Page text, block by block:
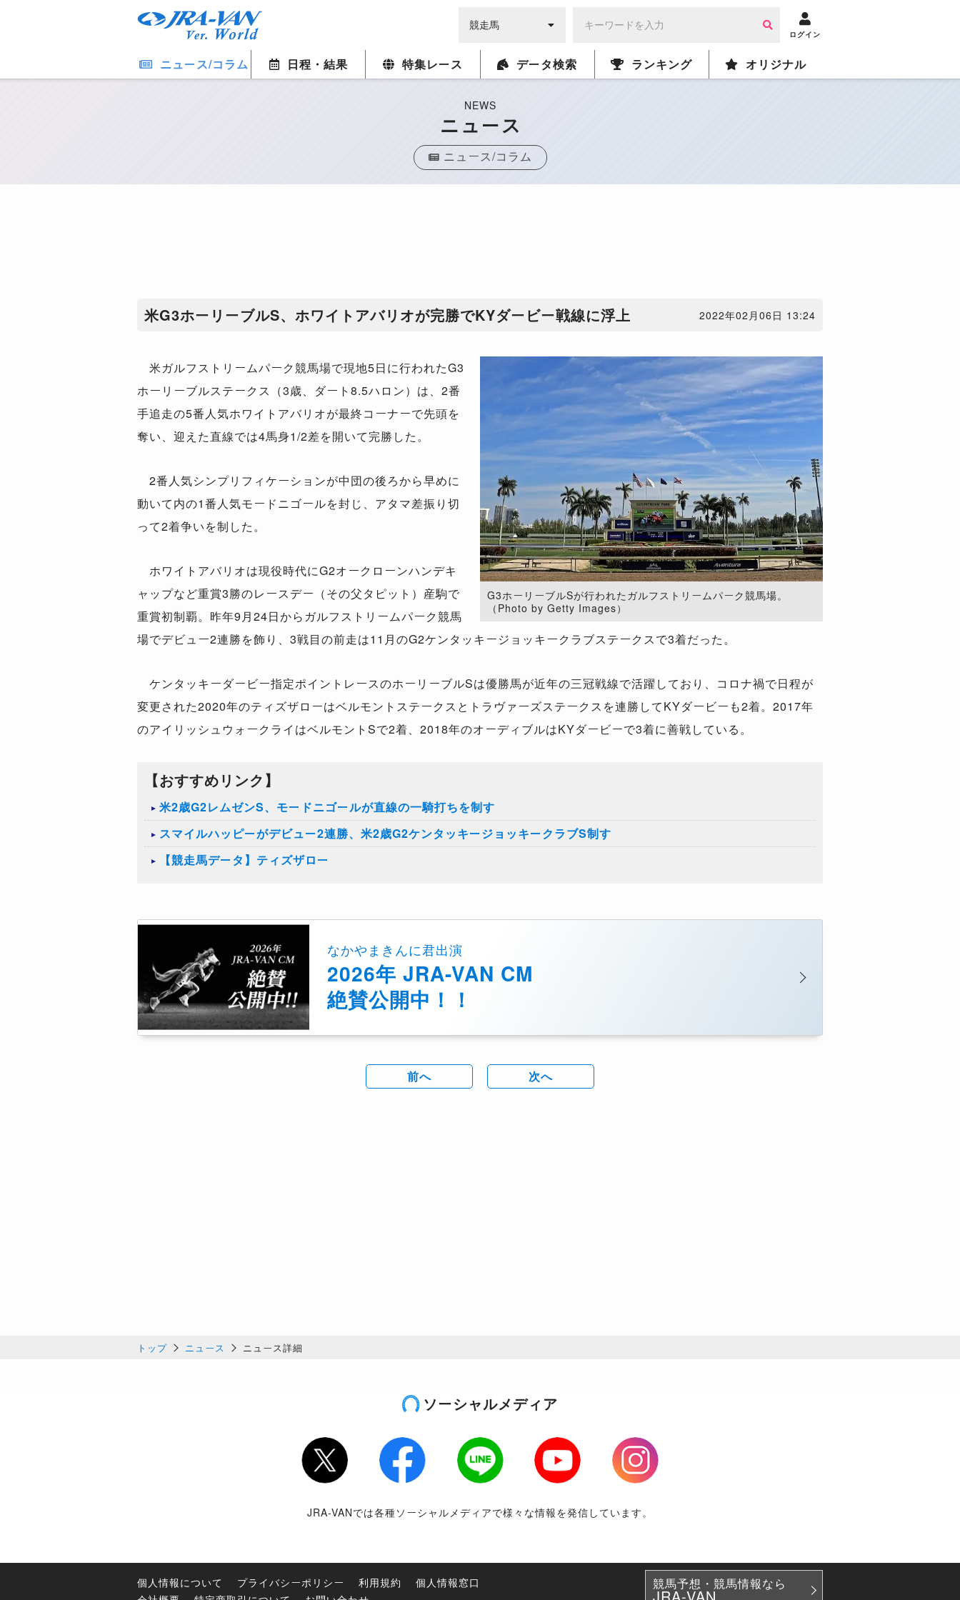
ログイン
ニュース/コラム 日程・結果 特集レース データ検索 ランキング オリジナル
NEWS
ニュース
ニュース/コラム
米G3ホーリーブルS、ホワイトアバリオが完勝でKYダービー戦線に浮上 2022年02月06日 13:24
G3ホーリーブルSが行われたガルフストリームパーク競馬場。
（Photo by Getty Images）
米ガルフストリームパーク競馬場で現地5日に行われたG3
ホーリーブルステークス（3歳、ダート8.5ハロン）は、2番
手追走の5番人気ホワイトアバリオが最終コーナーで先頭を
奪い、迎えた直線では4馬身1/2差を開いて完勝した。
2番人気シンプリフィケーションが中団の後ろから早めに
動いて内の1番人気モードニゴールを封じ、アタマ差振り切
って2着争いを制した。
ホワイトアバリオは現役時代にG2オークローンハンデキ
ャップなど重賞3勝のレースデー（その父タピット）産駒で
重賞初制覇。昨年9月24日からガルフストリームパーク競馬
場でデビュー2連勝を飾り、3戦目の前走は11月のG2ケンタッキージョッキークラブステークスで3着だった。
ケンタッキーダービー指定ポイントレースのホーリーブルSは優勝馬が近年の三冠戦線で活躍しており、コロナ禍で日程が
変更された2020年のティズザローはベルモントステークスとトラヴァーズステークスを連勝してKYダービーも2着。2017年
のアイリッシュウォークライはベルモントSで2着、2018年のオーディブルはKYダービーで3着に善戦している。
【おすすめリンク】
米2歳G2レムゼンS、モードニゴールが直線の一騎打ちを制す
スマイルハッピーがデビュー2連勝、米2歳G2ケンタッキージョッキークラブS制す
【競走馬データ】ティズザロー
なかやまきんに君出演
2026年 JRA-VAN CM
絶賛公開中！！
前へ 次へ
トップ ニュース ニュース詳細
ソーシャルメディア
Twitter Facebook LINE Youtube
Instagram
JRA-VANでは各種ソーシャルメディアで様々な情報を発信しています。
個人情報について プライバシーポリシー 利用規約
個人情報窓口
競馬予想・競馬情報なら
JRA-VAN